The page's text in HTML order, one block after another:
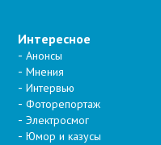
Интересное
Анонсы
Мнения
Интервью
Фоторепортаж
Электросмог
Юмор и казусы